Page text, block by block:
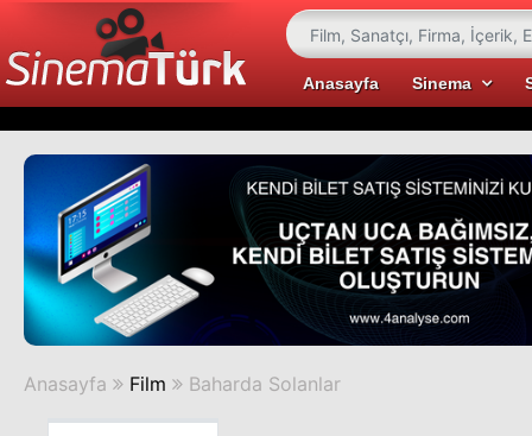
Anasayfa Sinema
Anasayfa Film Baharda Solanlar